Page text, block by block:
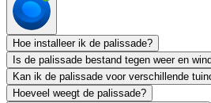
Hoe installeer ik de palissade?
Is de palissade bestand tegen weer en
Kan ik de palissade voor verschillende
Hoeveel weegt de palissade?